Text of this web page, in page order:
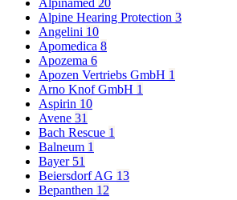
Alpinamed 20
Alpine Hearing Protection 3
Angelini 10
Apomedica 8
Apozema 6
Apozen Vertriebs GmbH 1
Arno Knof GmbH 1
Aspirin 10
Avene 31
Bach Rescue 1
Balneum 1
Bayer 51
Beiersdorf AG 13
Bepanthen 12